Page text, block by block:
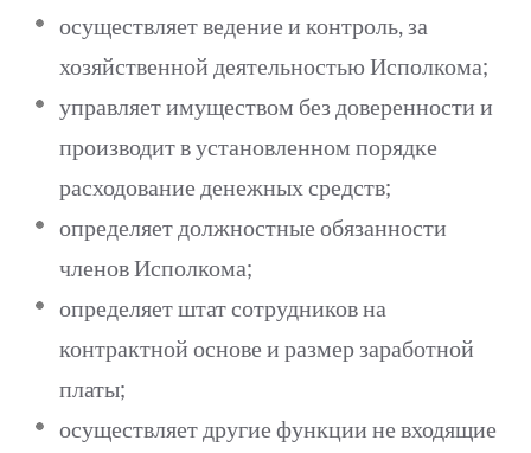
осуществляет ведение и контроль, за
хозяйственной деятельностью Исполкома;
управляет имуществом без доверенности и
производит в установленном порядке
расходование денежных средств;
определяет должностные обязанности
членов Исполкома;
определяет штат сотрудников на
контрактной основе и размер заработной
платы;
осуществляет другие функции не входящие